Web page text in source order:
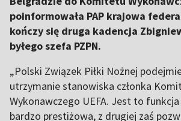
poinformowała PAP krajowa
kończy się druga kadencja
byłego szefa PZPN.
„Polski Związek Piłki Nożnej
utrzymanie stanowiska członka
Wykonawczego UEFA. Jest to
bardzo prestiżowa, z drugiej zaś